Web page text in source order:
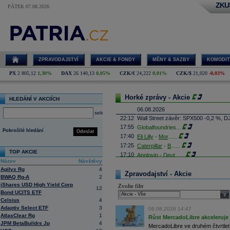
PÁTEK 07.08.2026
ZPRAVODAJSTVÍ AKCIE & FONDY MĚNY & SAZBY
PX 2 805,12 1,30% DAX 26 140,13 0,05% CZK/€ 24,222 0,01% CZK/$ 21,020 -0,03%
HLEDÁNÍ V AKCIÍCH
select
Odeslat
Pokročilé hledání
TOP AKCIE
Název
Návštěvy
Agilyx Rg
4
BWAQ Rg-A
2
iShares USD High Yield Corp
Bond UCITS ETF
12
Celsius
4
Adaptiv Select ETF
3
AtlasClear Rg
1
JPM BetaBuildrs Jp
4
Horké zprávy - Akcie
06.08.2026
22:12 Wall Street závěr: SPX500 -0,2 %,
17:55 Globalfoundries
17:40 Eli Lilly - Mor......
17:25 Caterpillar - B
17:10 Applovin - Deut
16:53 Výrobce příslušenství pro
propadl do ztráty 8,8 milionukorun.
Obrat společnosti se loni meziročně
16:41
AMD
16:26 Britské úřady schválily plánované
domácím konkurentem Paramount
Britská vláda dnes oznámila, že
které rozptýlily obavy ministryně
Zpravodajství - Akcie
Zvolte filtr
06.08.2026 14:47
Růst MercadoLibre
MercadoLibre ve druhém